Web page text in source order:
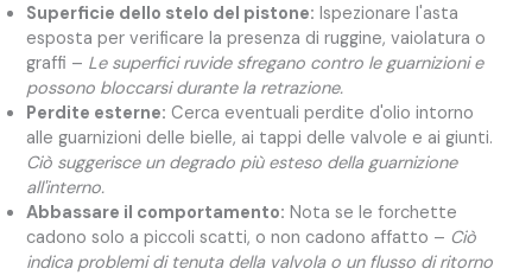
Superficie dello stelo del pistone: Ispezionare l'asta
esposta per verificare la presenza di ruggine, vaiolatura o
graffi – Le superfici ruvide sfregano contro le guarnizioni e
possono bloccarsi durante la retrazione.
Perdite esterne: Cerca eventuali perdite d'olio intorno
alle guarnizioni delle bielle, ai tappi delle valvole e ai giunti.
Ciò suggerisce un degrado più esteso della guarnizione
all'interno.
Abbassare il comportamento: Nota se le forchette
cadono solo a piccoli scatti, o non cadono affatto – Ciò
indica problemi di tenuta della valvola o un flusso di ritorno